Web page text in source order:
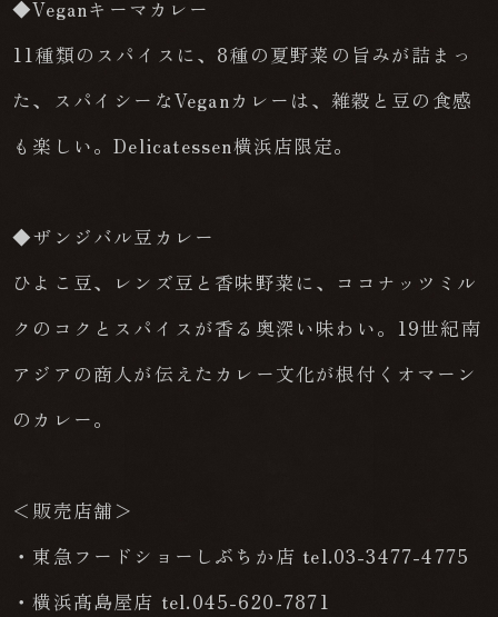
◆Veganキーマカレー
11種類のスパイスに、8種の夏野菜の旨みが詰まっ
た、スパイシーなVeganカレーは、雑穀と豆の食感
も楽しい。Delicatessen横浜店限定。
◆ザンジバル豆カレー
ひよこ豆、レンズ豆と香味野菜に、ココナッツミル
クのコクとスパイスが香る奥深い味わい。19世紀南
アジアの商人が伝えたカレー文化が根付くオマーン
のカレー。
＜販売店舗＞
・東急フードショーしぶちか店 tel.03-3477-4775
・横浜髙島屋店 tel.045-620-7871